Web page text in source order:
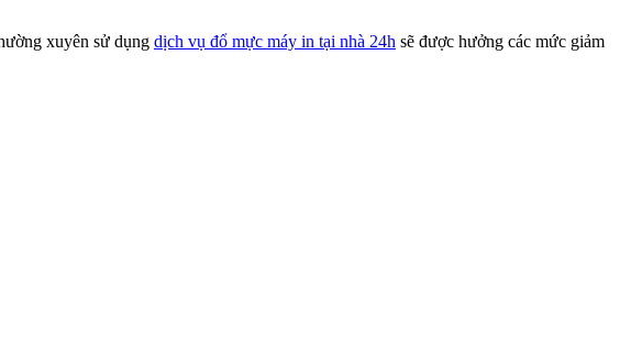
xuyên sử dụng dịch vụ đổ mực máy in tại nhà 24h sẽ được hưởng các mức giảm